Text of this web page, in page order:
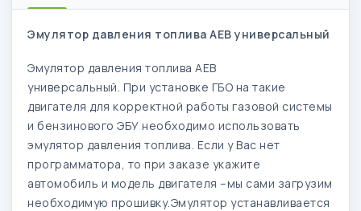
Эмулятор давления топлива АЕВ универсальный
Эмулятор давления топлива АЕВ
универсальный. При установке ГБО на такие
двигателя для корректной работы газовой системы
и бензинового ЭБУ необходимо использовать
эмулятор давления топлива. Если у Вас нет
программатора, то при заказе укажите
автомобиль и модель двигателя –мы сами загрузим
необходимую прошивку.Эмулятор устанавливается